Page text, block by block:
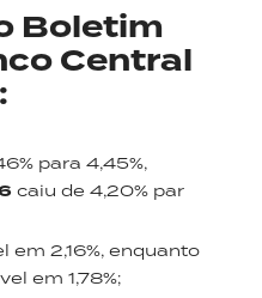
Boletim
Central
para 4,45%,
caiu de 4,20% par
em 2,16%, enquanto
em 1,78%;